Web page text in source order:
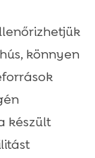
könnyen
készült